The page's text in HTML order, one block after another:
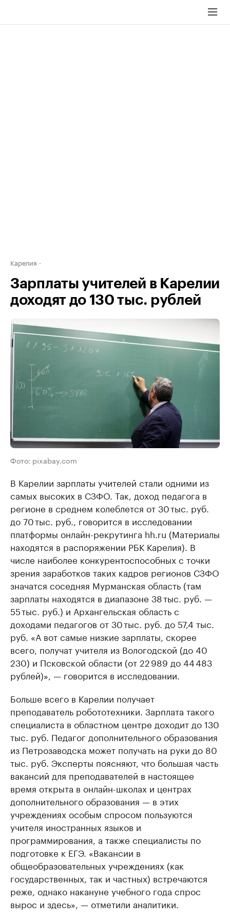
Карелия
Зарплаты учителей в Карелии
доходят до 130 тыс. рублей
Фото: pixabay.com
В Карелии зарплаты учителей стали одними из
самых высоких в СЗФО. Так, доход педагога в
регионе в среднем колеблется от 30 тыс. руб.
до 70 тыс. руб., говорится в исследовании
платформы онлайн-рекрутинга hh.ru (Материалы
находятся в распоряжении РБК Карелия). В
числе наиболее конкурентоспособных с точки
зрения заработков таких кадров регионов СЗФО
значатся соседняя Мурманская область (там
зарплаты находятся в диапазоне 38 тыс. руб. —
55 тыс. руб.) и Архангельская область с
доходами педагогов от 30 тыс. руб. до 57,4 тыс.
руб. «А вот самые низкие зарплаты, скорее
всего, получат учителя из Вологодской (до 40
230) и Псковской области (от 22 989 до 44 483
рублей)», — говорится в исследовании.
Больше всего в Карелии получает
преподаватель робототехники. Зарплата такого
специалиста в областном центре доходит до 130
тыс. руб. Педагог дополнительного образования
из Петрозаводска может получать на руки до 80
тыс. руб. Эксперты поясняют, что большая часть
вакансий для преподавателей в настоящее
время открыта в онлайн-школах и центрах
дополнительного образования — в этих
учреждениях особым спросом пользуются
учителя иностранных языков и
программирования, а также специалисты по
подготовке к ЕГЭ. «Вакансии в
общеобразовательных учреждениях (как
государственных, так и частных) встречаются
реже, однако накануне учебного года спрос
вырос и здесь», — отметили аналитики.